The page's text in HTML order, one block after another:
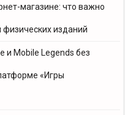
магазине: что важно
изданий
и Mobile Legends без
«Игры